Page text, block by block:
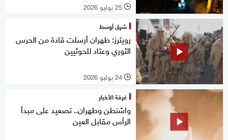
l 25 يوليو 2026
شرق أوسط
رويترز: طهران أرسلت قادة من الحرس
الثوري وعتاد للحوثيين
l 24 يوليو 2026
غرفة الأخبار
واشنطن وطهران.. تصعيد على مبدأ
الرأس مقابل العين